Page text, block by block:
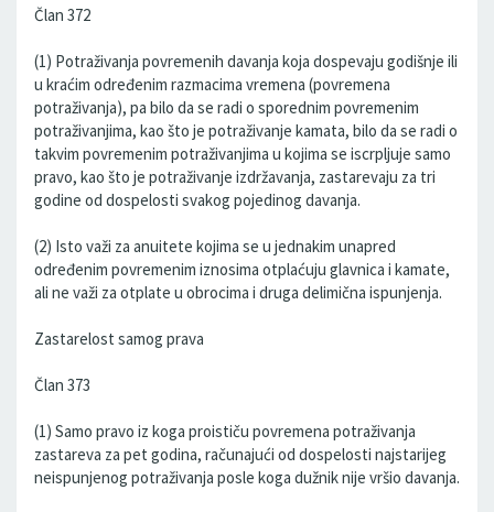
Član 372
(1) Potraživanja povremenih davanja koja dospevaju godišnje ili
u kraćim određenim razmacima vremena (povremena
potraživanja), pa bilo da se radi o sporednim povremenim
potraživanjima, kao što je potraživanje kamata, bilo da se radi o
takvim povremenim potraživanjima u kojima se iscrpljuje samo
pravo, kao što je potraživanje izdržavanja, zastarevaju za tri
godine od dospelosti svakog pojedinog davanja.
(2) Isto važi za anuitete kojima se u jednakim unapred
određenim povremenim iznosima otplaćuju glavnica i kamate,
ali ne važi za otplate u obrocima i druga delimična ispunjenja.
Zastarelost samog prava
Član 373
(1) Samo pravo iz koga proističu povremena potraživanja
zastareva za pet godina, računajući od dospelosti najstarijeg
neispunjenog potraživanja posle koga dužnik nije vršio davanja.